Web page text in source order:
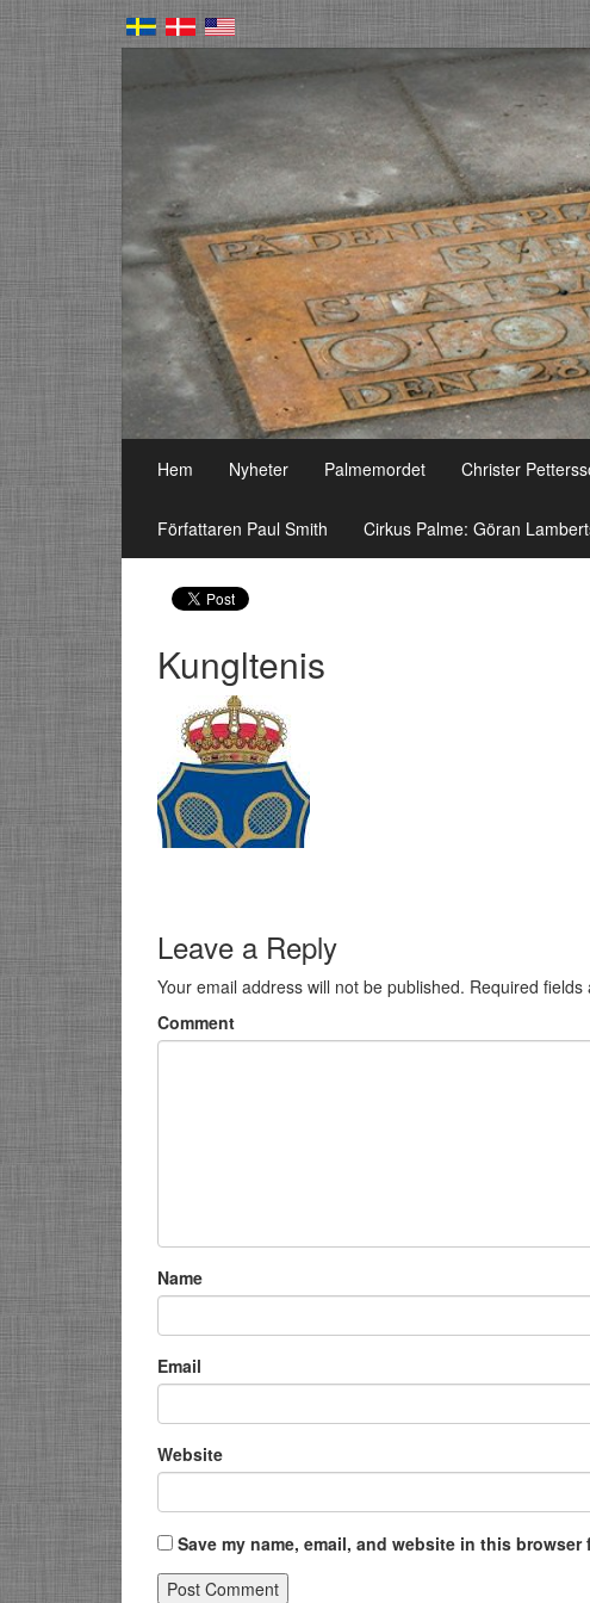
Hem Nyheter Palmemordet Christer
Författaren Paul Smith Cirkus Palme: Göran
Kungltenis
Leave a Reply
Your email address will not be published. Required fields
Comment
Name
Email
Website
Save my name, email, and website in this